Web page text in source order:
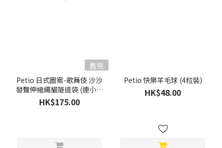
售完
Petio 日式圖案-歌舞伎 沙沙
發聲伸縮繩貓隧道袋 (連小龍
蝦玩具)
HK$175.00
Petio 快樂羊毛球 (4粒裝)
HK$48.00